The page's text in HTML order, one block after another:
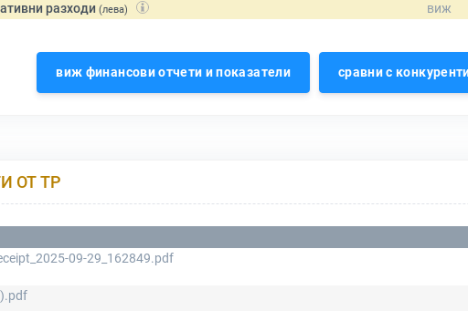
разходи (лева)
виж финансови отчети и показатели сравни с
ОТ ТР
09-29_162849.pdf